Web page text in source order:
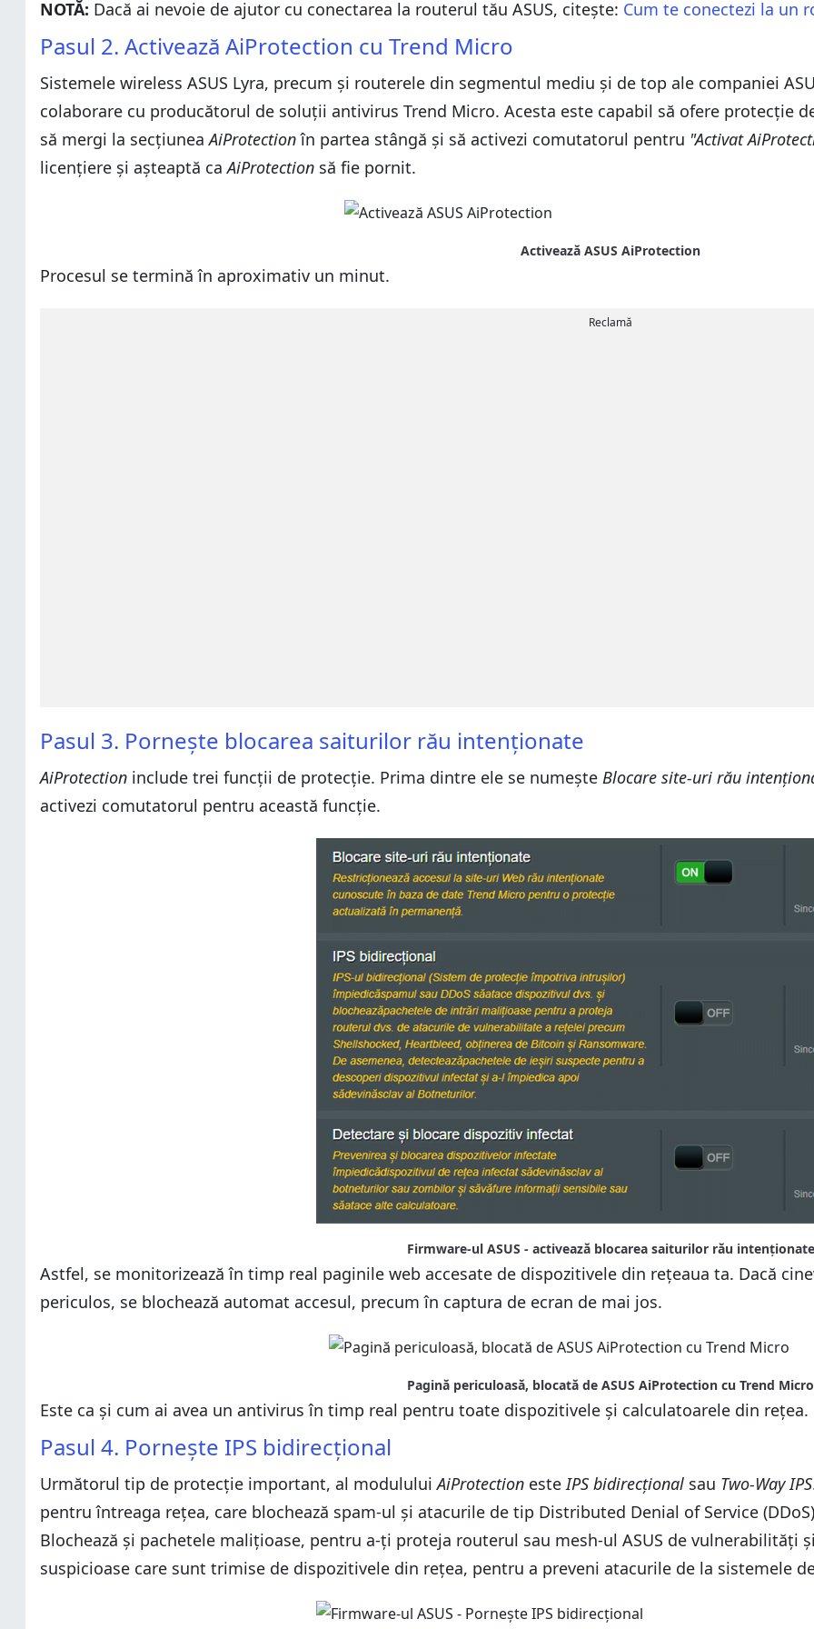
Ți-ai îmbunătățit securitatea rețelei?
NOTĂ: Dacă ai nevoie de ajutor cu conectarea la routerul tău ASUS, citește: Cum te conectezi la un
Pasul 2. Activează AiProtection cu Trend Micro
Sistemele wireless ASUS Lyra, precum și routerele din segmentul mediu și de top ale companiei
colaborare cu producătorul de soluții antivirus Trend Micro. Acesta este capabil să ofere protecție
să mergi la secțiuneaAiProtectionîn partea stângă și să activezi comutatorul pentru "Activat
licențiere și așteaptă caAiProtection să fie pornit.
Activează ASUS AiProtection
Procesul se termină în aproximativ un minut.
Reclamă
Pasul 3. Pornește blocarea saiturilor rău intenționate
AiProtection include trei funcții de protecție. Prima dintre ele se numește Blocare site-uri rău
activezi comutatorul pentru această funcție.
Firmware-ul ASUS - activează blocarea saiturilor rău intenționate
Astfel, se monitorizează în timp real paginile web accesate de dispozitivele din rețeaua ta. Dacă
periculos, se blochează automat accesul, precum în captura de ecran de mai jos.
Pagină periculoasă, blocată de ASUS AiProtection cu Trend Micro
Este ca și cum ai avea un antivirus în timp real pentru toate dispozitivele și calculatoarele din rețea.
Pasul 4. Pornește IPS bidirecțional
Următorul tip de protecție important, al modululuiAiProtection esteIPS bidirecțional sau Two-Way IPS
pentru întreaga rețea, care blochează spam-ul și atacurile de tip Distributed Denial of Service
Blochează și pachetele malițioase, pentru a-ți proteja routerul sau mesh-ul ASUS de vulnerabilități
suspicioase care sunt trimise de dispozitivele din rețea, pentru a preveni atacurile de la sistemele